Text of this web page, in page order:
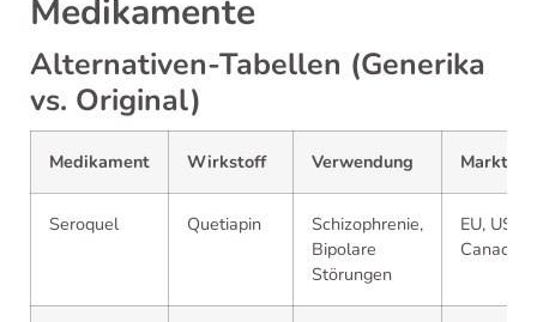
Medikamente
Alternativen-Tabellen (Generika
vs. Original)
Medikament Wirkstoff Verwendung Markt
Seroquel Quetiapin
Schizophrenie,
Bipolare
Störungen
EU, US,
Canada